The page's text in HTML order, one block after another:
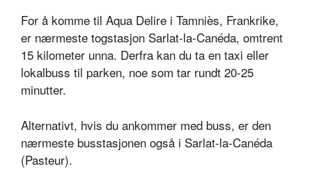
For å komme til Aqua Delire i Tamniès, Frankrike,
er nærmeste togstasjon Sarlat-la-Canéda, omtrent
15 kilometer unna. Derfra kan du ta en taxi eller
lokalbuss til parken, noe som tar rundt 20-25
minutter.
Alternativt, hvis du ankommer med buss, er den
nærmeste busstasjonen også i Sarlat-la-Canéda
(Pasteur).